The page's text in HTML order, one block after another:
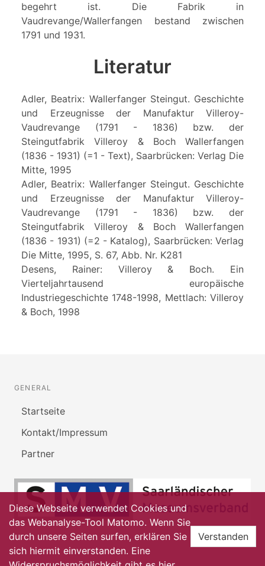
begehrt ist. Die Fabrik in
Vaudrevange/Wallerfangen bestand zwischen
1791 und 1931.
Literatur
Adler, Beatrix: Wallerfanger Steingut. Geschichte
und Erzeugnisse der Manufaktur Villeroy-
Vaudrevange (1791 - 1836) bzw. der
Steingutfabrik Villeroy & Boch Wallerfangen
(1836 - 1931) (=1 - Text), Saarbrücken: Verlag Die
Mitte, 1995
Adler, Beatrix: Wallerfanger Steingut. Geschichte
und Erzeugnisse der Manufaktur Villeroy-
Vaudrevange (1791 - 1836) bzw. der
Steingutfabrik Villeroy & Boch Wallerfangen
(1836 - 1931) (=2 - Katalog), Saarbrücken: Verlag
Die Mitte, 1995, S. 67, Abb. Nr. K281
Desens, Rainer: Villeroy & Boch. Ein
Vierteljahrtausend europäische
Industriegeschichte 1748-1998, Mettlach: Villeroy
& Boch, 1998
GENERAL
Startseite
Kontakt/Impressum
Partner
Diese Webseite verwendet Cookies und
das Webanalyse-Tool Matomo. Wenn Sie
durch unsere Seiten surfen, erklären Sie
sich hiermit einverstanden. Eine
Verstanden